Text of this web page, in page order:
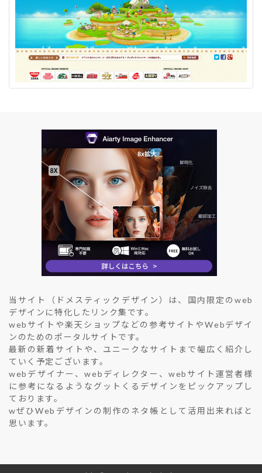
当サイト（ドメスティックデザイン）は、国内限定のweb
デザインに特化したリンク集です。
webサイトや楽天ショップなどの参考サイトやWebデザイ
ンのためのポータルサイトです。
最新の新着サイトや、ユニークなサイトまで幅広く紹介し
ていく予定ございます。
webデザイナー、webディレクター、webサイト運営者様
に参考になるようなグットくるデザインをピックアップし
ております。
wぜひWebデザインの制作のネタ帳として活用出来ればと
思います。